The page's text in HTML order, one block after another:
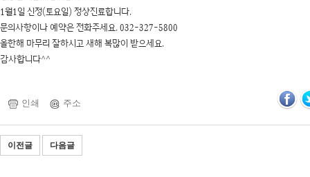
1월1일 신정(토요일) 정상진료합니다.
문의사항이나 예약은 전화주세요. 032-327-5800
올한해 마무리 잘하시고 새해 복많이 받으세요.
감사합니다^^
인쇄 주소
이전글 다음글